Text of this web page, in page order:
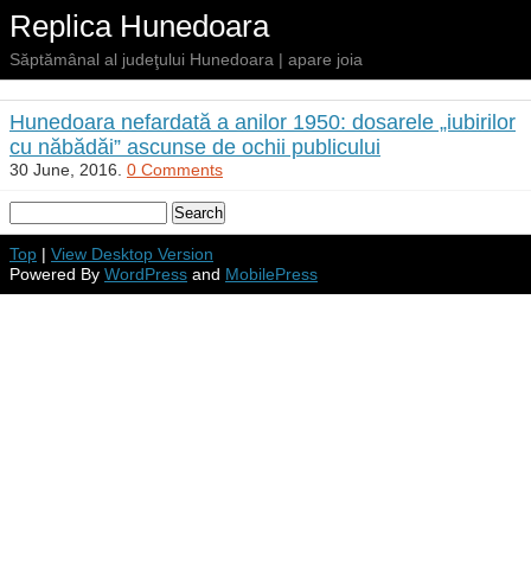
Replica Hunedoara
Săptămânal al judeţului Hunedoara | apare joia
Hunedoara nefardată a anilor 1950: dosarele „iubirilor
cu năbădăi” ascunse de ochii publicului
30 June, 2016. 0 Comments
Top | View Desktop Version
Powered By WordPress and MobilePress